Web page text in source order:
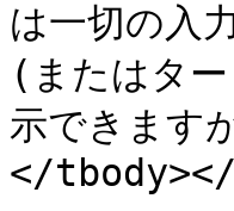
は一切の入
(またはタ
示できます
</